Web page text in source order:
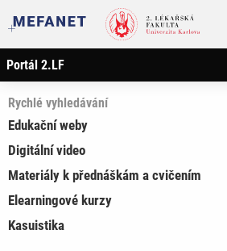
Portál 2.LF
Rychlé vyhledávání
Edukační weby
Digitální video
Materiály k přednáškám a cvičením
Elearningové kurzy
Kasuistika